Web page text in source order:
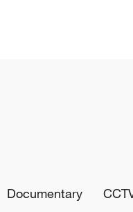
Documentary